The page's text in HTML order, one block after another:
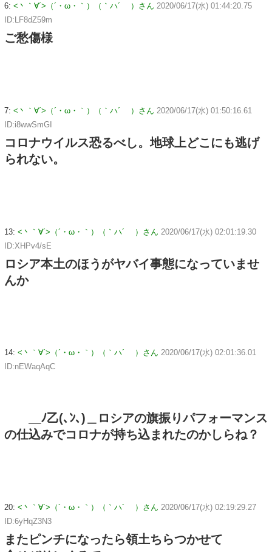
6: <丶｀∀´>（´・ω・｀）（｀ハ´ ）さん 2020/06/17(水) 01:44:20.75
ID:LF8dZ59m
ご愁傷様
7: <丶｀∀´>（´・ω・｀）（｀ハ´ ）さん 2020/06/17(水) 01:50:16.61
ID:i8wwSmGI
コロナウイルス恐るべし。地球上どこにも逃げ
られない。
13: <丶｀∀´>（´・ω・｀）（｀ハ´ ）さん 2020/06/17(水) 02:01:19.30
ID:XHPv4/sE
ロシア本土のほうがヤバイ事態になっていませ
んか
14: <丶｀∀´>（´・ω・｀）（｀ハ´ ）さん 2020/06/17(水) 02:01:36.01
ID:nEWaqAqC
＿ﾉ乙(､ﾝ､)＿ロシアの旗振りパフォーマンス
の仕込みでコロナが持ち込まれたのかしらね？
20: <丶｀∀´>（´・ω・｀）（｀ハ´ ）さん 2020/06/17(水) 02:19:29.27
ID:6yHqZ3N3
またピンチになったら領土ちらつかせて